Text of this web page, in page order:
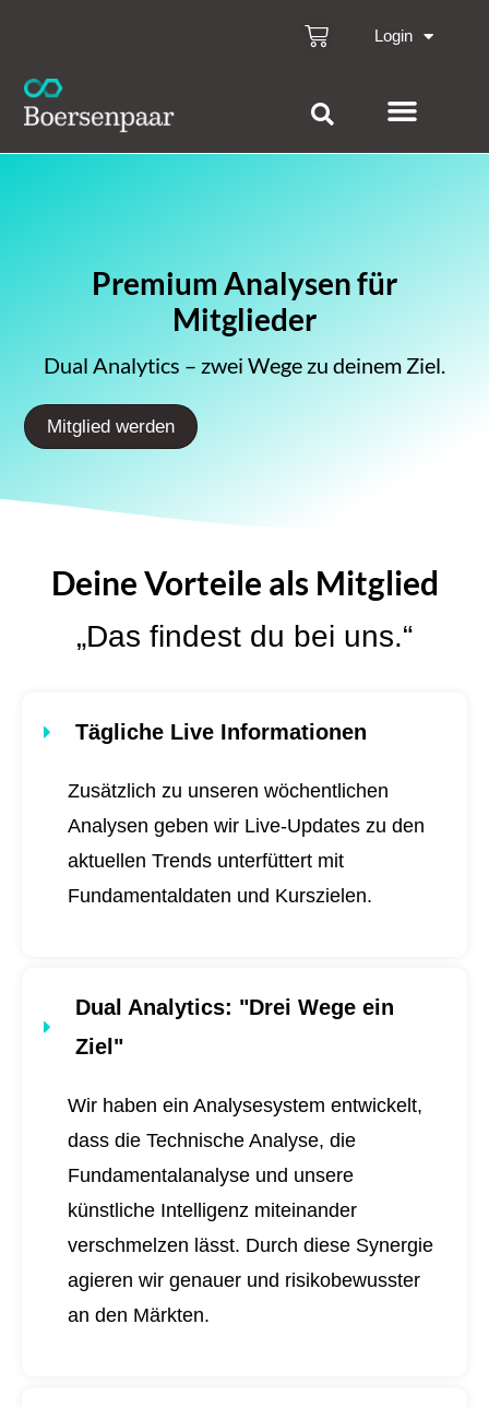
Login
Premium Analysen für
Mitglieder
Dual Analytics – zwei Wege zu deinem Ziel.
Mitglied werden
Deine Vorteile als Mitglied
„Das findest du bei uns.“
Tägliche Live Informationen
Zusätzlich zu unseren wöchentlichen
Analysen geben wir Live-Updates zu den
aktuellen Trends unterfüttert mit
Fundamentaldaten und Kurszielen.
Dual Analytics: "Drei Wege ein
Ziel"
Wir haben ein Analysesystem entwickelt,
dass die Technische Analyse, die
Fundamentalanalyse und unsere
künstliche Intelligenz miteinander
verschmelzen lässt. Durch diese Synergie
agieren wir genauer und risikobewusster
an den Märkten.